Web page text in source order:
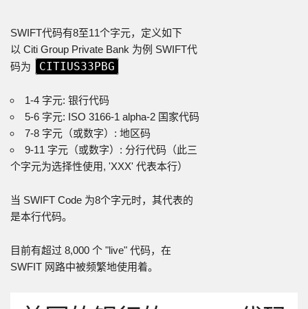
SWIFT代码有8至11个字元，定义如下
以 Citi Group Private Bank 为例 SWIFT代
码为
CITIUS33PBG
1-4 字元: 银行代码
5-6 字元: ISO 3166-1 alpha-2 国家代码
7-8 字元（或数字）: 地区码
9-11 字元（或数字）: 分行代码（此三
个字元为选择性使用, 'XXX' 代表本行）
当 SWIFT Code 为8个字元时，其代表的
是本行代码。
目前有超过 8,000 个 "live" 代码，在
SWFIT 网路中被频繁地使用着。